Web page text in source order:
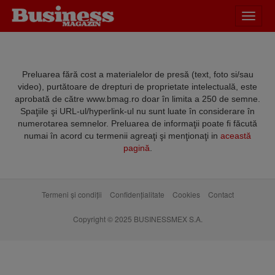
meniu
Preluarea fără cost a materialelor de presă (text, foto si/sau
video), purtătoare de drepturi de proprietate intelectuală, este
aprobată de către www.bmag.ro doar în limita a 250 de semne.
Spaţiile şi URL-ul/hyperlink-ul nu sunt luate în considerare în
numerotarea semnelor. Preluarea de informaţii poate fi făcută
numai în acord cu termenii agreaţi şi menţionaţi in această
pagină
Termeni și condiții Confidențialitate Cookies Contact
Copyright © 2025 BUSINESSMEX S.A.